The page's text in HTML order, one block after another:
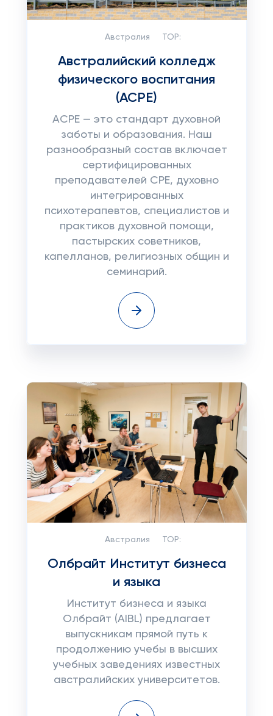
Австралия TOP:
Австралийский колледж
физического воспитания
(ACPE)
ACPE — это стандарт духовной
заботы и образования. Наш
разнообразный состав включает
сертифицированных
преподавателей CPE, духовно
интегрированных
психотерапевтов, специалистов и
практиков духовной помощи,
пастырских советников,
капелланов, религиозных общин и
семинарий.
Австралия TOP:
Олбрайт Институт бизнеса
и языка
Институт бизнеса и языка
Олбрайт (AIBL) предлагает
выпускникам прямой путь к
продолжению учебы в высших
учебных заведениях известных
австралийских университетов.